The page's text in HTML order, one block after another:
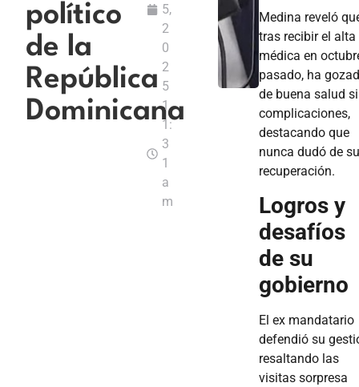
político
de la
República
Dominicana
5,
2
0
2
5
1
1:
3
1
a
m
Medina reveló
tras recibir el alta
médica en
pasado, ha
de buena salud
complicaciones,
destacando que
nunca dudó de su
recuperación.
Logros y
desafíos
de su
gobierno
El ex mandatario
defendió su
resaltando las
visitas sorpresa